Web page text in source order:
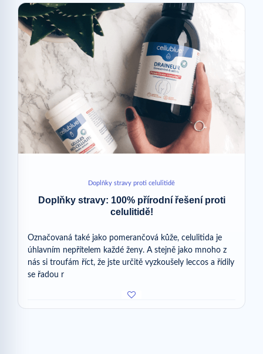
Doplňky stravy proti celulitidě
Doplňky stravy: 100% přírodní řešení proti
celulitidě!
Označovaná také jako pomerančová kůže, celulitida je
úhlavním nepřítelem každé ženy. A stejně jako mnoho z
nás si troufám říct, že jste určitě vyzkoušely leccos a řídily
se řadou r